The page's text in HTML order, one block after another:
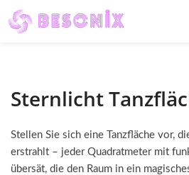
Sternlicht
Stellen Sie sich eine Tanzfläche vor,
erstrahlt – jeder Quadratmeter mit
übersät, die den Raum in ein